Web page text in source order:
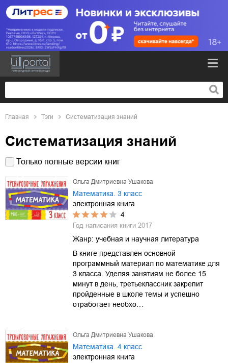
Главная Тэги Систематизация знаний
Систематизация знаний
Только полные версии книг
Ольга Дмитриевна Ушакова
Математика. 3 класс
электронная книга
4
Год написания книги 2017
Жанр: учебная и научная литература
В книге представлен основной
программный материал по математике для
3 класса. Уделяя занятиям не более 15
минут в день, третьеклассник закрепит
пройденные в школе темы и успешно
отработает необхо…
Ольга Дмитриевна Ушакова
Математика. 4 класс
электронная книга